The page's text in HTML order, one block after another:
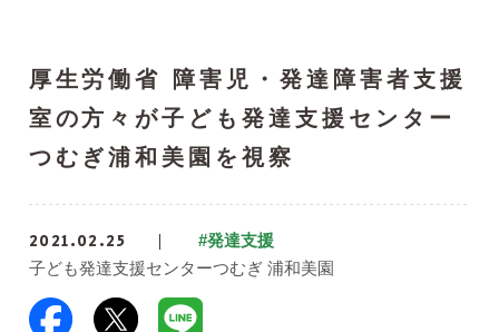
厚生労働省 障害児・発達障害者支援
室の方々が子ども発達支援センター
つむぎ浦和美園を視察
2021.02.25
#発達支援
子ども発達支援センターつむぎ 浦和美園